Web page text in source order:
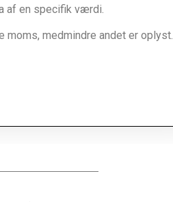
af en specifik værdi.
medmindre andet er oplyst.